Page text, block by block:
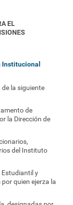
EL
la siguiente
de
la Dirección de
del Instituto
Estudiantil y
quien ejerza la